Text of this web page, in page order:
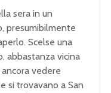
sera in un
presumibilmente
Scelse una
abbastanza vicina
vedere
si trovavano a San